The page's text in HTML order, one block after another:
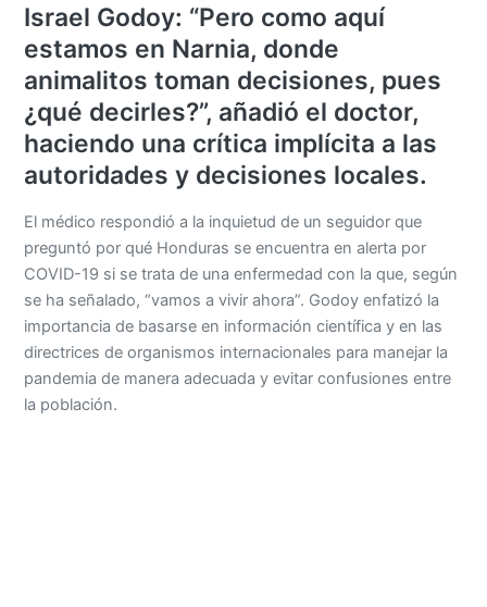
Israel Godoy: “Pero como aquí
estamos en Narnia, donde
animalitos toman decisiones, pues
¿qué decirles?”, añadió el doctor,
haciendo una crítica implícita a las
autoridades y decisiones locales.
El médico respondió a la inquietud de un seguidor que
preguntó por qué Honduras se encuentra en alerta por
COVID-19 si se trata de una enfermedad con la que, según
se ha señalado, “vamos a vivir ahora”. Godoy enfatizó la
importancia de basarse en información científica y en las
directrices de organismos internacionales para manejar la
pandemia de manera adecuada y evitar confusiones entre
la población.